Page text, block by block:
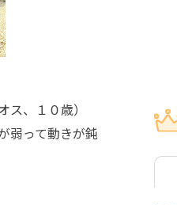
、１０歳）
弱って動きが鈍